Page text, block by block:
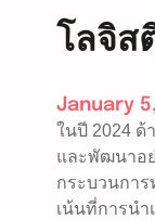
ใ
จ
ก
เ
งื่
อ
น
โลจิส
January
ในปี 2024 ด้
และพัฒนาอย่
กระบวนการ
เน้นที่การน